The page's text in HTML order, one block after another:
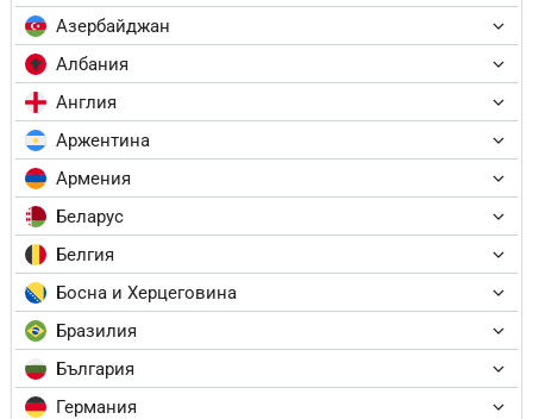
Азербайджан
Албания
Англия
Аржентина
Армения
Беларус
Белгия
Босна и Херцеговина
Бразилия
България
Германия